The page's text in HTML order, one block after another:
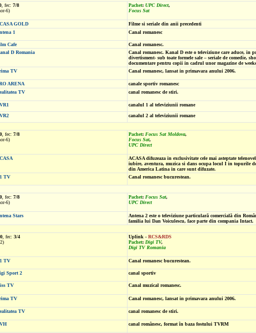
, fec: 7/8
6)
Pachet: UPC Direct,
Focus Sat
GOLD
Filme si seriale din anii precedenti
1
Canal romanesc
Cafe
Canal romanesc.
D Romania
Canal romanesc. Kanal D este o televiziune care aduce,
divertisment- sub toate formele sale – seriale de comedie,
documentare pentru copii in cadrul unor magazine de
TV
Canal romanesc, lansat in primavara anului 2006.
ARENA
canale sportiv romanesc
TV
canal romanesc de stiri.
canalul 1 al televiziunii romane
canalul 2 al televiziunii romane
, fec: 7/8
6)
Pachet: Focus Sat Moldova,
Focus Sat,
UPC Direct
ACASA difuzeaza in exclusivitate cele mai asteptate
iubire, aventura, muzica si dans ocupa locul I in topurile
din America Latina in care sunt difuzate.
TV
Canal romanesc bucurestean.
, fec: 7/8
6)
Pachet: Focus Sat,
UPC Direct
Stars
Antena 2 este o televiziune particulară comercială din
familia lui Dan Voiculescu, face parte din compania Intact.
, fec: 3/4
Uplink - RCS&RDS
Pachet: Digi TV,
Digi TV Romania
TV
Canal romanesc bucurestean.
Sport 2 canal sportiv
TV Canal muzical romanesc.
TV Canal romanesc, lansat in primavara anului 2006.
TV canal romanesc de stiri.
canal românesc, format în baza fostului TVRM